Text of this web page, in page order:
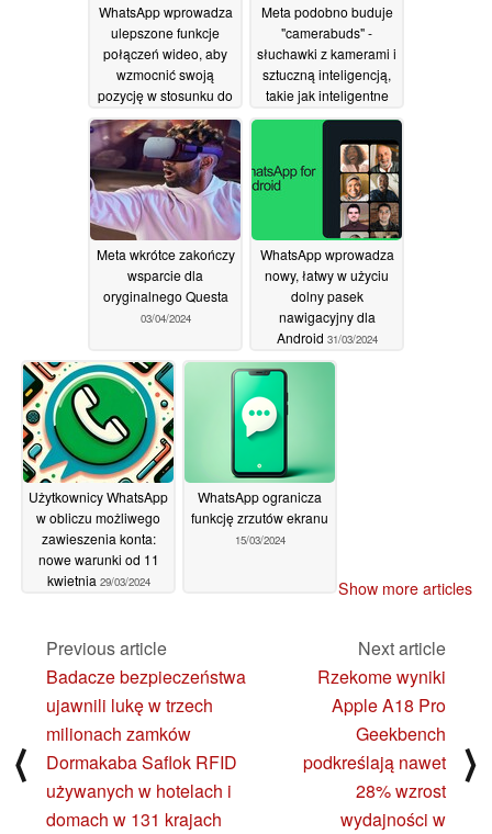
WhatsApp wprowadza
ulepszone funkcje
połączeń wideo, aby
wzmocnić swoją
pozycję w stosunku do
Apple FaceTime i
innych konkurentów
19/06/2024
Meta podobno buduje
"camerabuds" -
słuchawki z kamerami i
sztuczną inteligencją,
takie jak inteligentne
okulary Ray-Ban
16/05/2024
Meta wkrótce zakończy
wsparcie dla
oryginalnego Questa
03/04/2024
WhatsApp wprowadza
nowy, łatwy w użyciu
dolny pasek
nawigacyjny dla
Android 31/03/2024
Użytkownicy WhatsApp
w obliczu możliwego
zawieszenia konta:
nowe warunki od 11
kwietnia 29/03/2024
WhatsApp ogranicza
funkcję zrzutów ekranu
15/03/2024
Show more articles
⟨
Previous article
Badacze bezpieczeństwa
ujawnili lukę w trzech
milionach zamków
Dormakaba Saflok RFID
używanych w hotelach i
domach w 131 krajach
Next article
Rzekome wyniki
Apple A18 Pro
Geekbench
podkreślają nawet
28% wzrost
wydajności w
⟩